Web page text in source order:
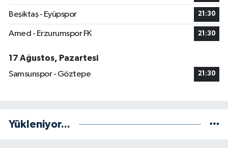
Beşiktaş - Eyüpspor 21:30
Amed - Erzurumspor FK 21:30
17 Ağustos, Pazartesi
Samsunspor - Göztepe
21:30
Yükleniyor...